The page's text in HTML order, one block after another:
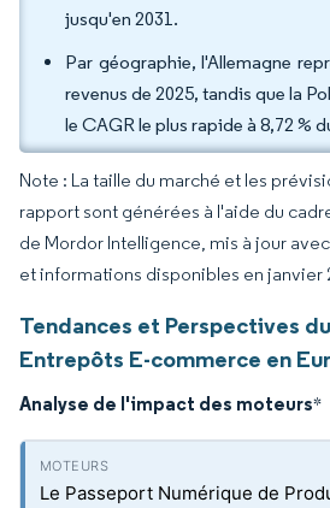
jusqu'en 2031.
Par géographie, l'Allemagne
revenus de 2025, tandis que la
le CAGR le plus rapide à 8,72 %
Note : La taille du marché et les
rapport sont générées à l'aide du
de Mordor Intelligence, mis à jour
et informations disponibles en janvier
Tendances et Perspectives
Entrepôts E-commerce en
Analyse de l'impact des moteurs*
Le Passeport Numérique de